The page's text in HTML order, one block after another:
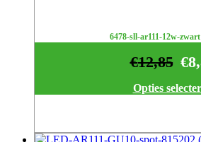
6478-sll-ar111-12w-
€
€12,85
Opties